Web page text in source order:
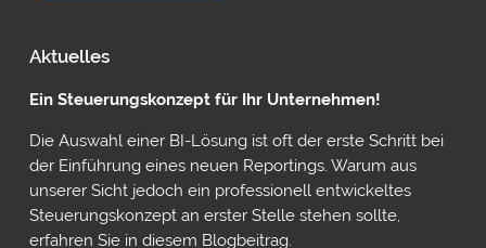
Aktuelles
Ein Steuerungskonzept für Ihr Unternehmen!
Die Auswahl einer BI-Lösung ist oft der erste Schritt bei
der Einführung eines neuen Reportings. Warum aus
unserer Sicht jedoch ein professionell entwickeltes
Steuerungskonzept an erster Stelle stehen sollte,
erfahren Sie in diesem Blogbeitrag.